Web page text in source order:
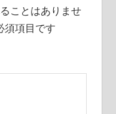
ことはありませ
須項目です